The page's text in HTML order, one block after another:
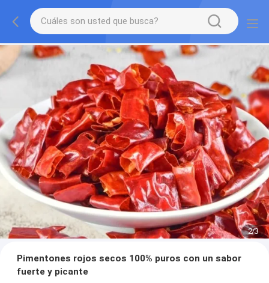
2/3
Pimentones rojos secos 100% puros con un sabor
fuerte y picante